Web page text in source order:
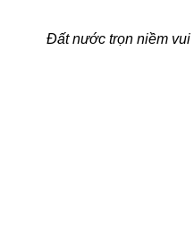
Đất nước trọn niềm vui